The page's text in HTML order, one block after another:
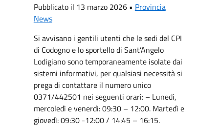
Pubblicato il 13 marzo 2026 • Provincia
News
Si avvisano i gentili utenti che le sedi del CPI
di Codogno e lo sportello di Sant’Angelo
Lodigiano sono temporaneamente isolate dai
sistemi informativi, per qualsiasi necessità si
prega di contattare il numero unico
0371/442501 nei seguenti orari: – Lunedi,
mercoledì e venerdì: 09:30 – 12:00. Martedì e
giovedì: 09:30 -12:00 / 14:45 – 16:15.